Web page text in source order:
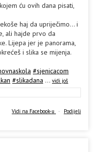
ću ovih dana pisati,
haj da upriječimo... i
ali hajde prvo da
Lijepa jer je panorama,
i slika se mijenja.
#sjenicacom
#slikadana ... vidi još
Vidi na Facebook-u · Podijeli